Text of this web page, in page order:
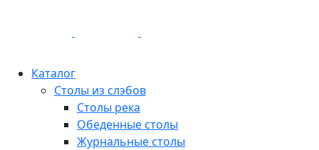
Каталог
Столы из слэбов
Столы река
Обеденные столы
Журнальные столы